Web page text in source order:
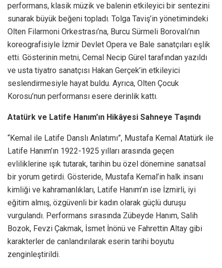
performans, klasik müzik ve balenin etkileyici bir sentezini
sunarak büyük beğeni topladı. Tolga Taviş’in yönetimindeki
Olten Filarmoni Orkestrası’na, Burcu Sürmeli Borovalı’nın
koreografisiyle İzmir Devlet Opera ve Bale sanatçıları eşlik
etti. Gösterinin metni, Cemal Necip Gürel tarafından yazıldı
ve usta tiyatro sanatçısı Hakan Gerçek’in etkileyici
seslendirmesiyle hayat buldu. Ayrıca, Olten Çocuk
Korosu’nun performansı esere derinlik kattı.
Atatürk ve Latife Hanım’ın Hikâyesi Sahneye Taşındı
“Kemal ile Latife Danslı Anlatımı”, Mustafa Kemal Atatürk ile
Latife Hanım’ın 1922-1925 yılları arasında geçen
evliliklerine ışık tutarak, tarihin bu özel dönemine sanatsal
bir yorum getirdi. Gösteride, Mustafa Kemal’in halk insanı
kimliği ve kahramanlıkları, Latife Hanım’ın ise İzmirli, iyi
eğitim almış, özgüvenli bir kadın olarak güçlü duruşu
vurgulandı. Performans sırasında Zübeyde Hanım, Salih
Bozok, Fevzi Çakmak, İsmet İnönü ve Fahrettin Altay gibi
karakterler de canlandırılarak eserin tarihi boyutu
zenginleştirildi.